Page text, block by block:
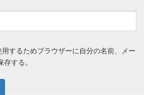
するためブラウザーに自分の名前、メー
存する。